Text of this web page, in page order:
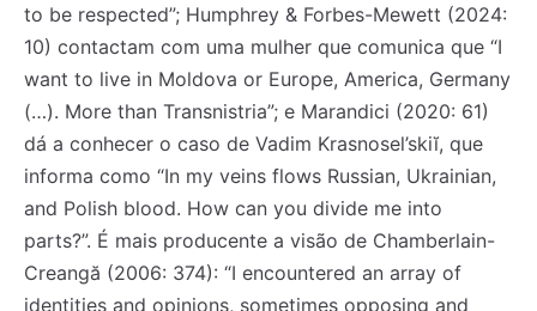
to be respected”; Humphrey & Forbes-Mewett (2024:
10) contactam com uma mulher que comunica que “I
want to live in Moldova or Europe, America, Germany
(…). More than Transnistria”; e Marandici (2020: 61)
dá a conhecer o caso de Vadim Krasnosel’skiĭ, que
informa como “In my veins flows Russian, Ukrainian,
and Polish blood. How can you divide me into
parts?”. É mais producente a visão de Chamberlain-
Creangă (2006: 374): “I encountered an array of
identities and opinions, sometimes opposing and